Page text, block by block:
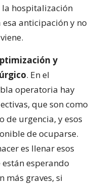
hospitalización
anticipación y no
y
. En el
operatoria hay
que son como
de urgencia, y esos
de ocuparse.
es llenar esos
esperando
más graves, si